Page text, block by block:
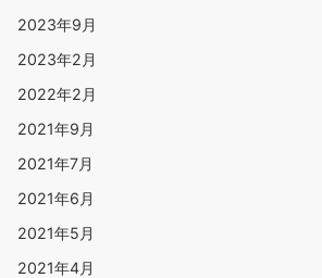
2023年9月
2023年2月
2022年2月
2021年9月
2021年7月
2021年6月
2021年5月
2021年4月